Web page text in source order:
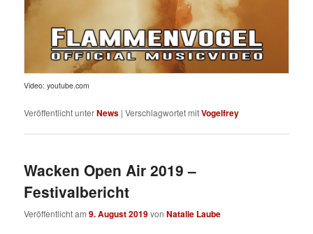
Video: youtube.com
Veröffentlicht unterNews |Verschlagwortet mitVogelfrey
Wacken Open Air 2019 –
Festivalbericht
Veröffentlicht am9. August 2019vonNatalie Laube